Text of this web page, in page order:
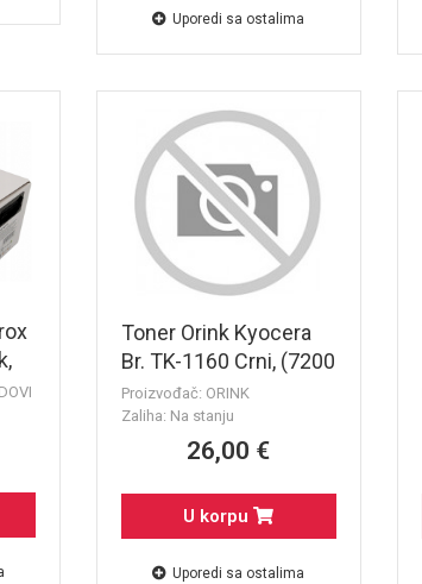
Uporedi sa ostalima
Toner Orink Kyocera
Br. TK-1160 Crni, (7200
str.)
Proizvođač: ORINK
Zaliha: Na stanju
26,00 €
U korpu
Uporedi sa ostalima